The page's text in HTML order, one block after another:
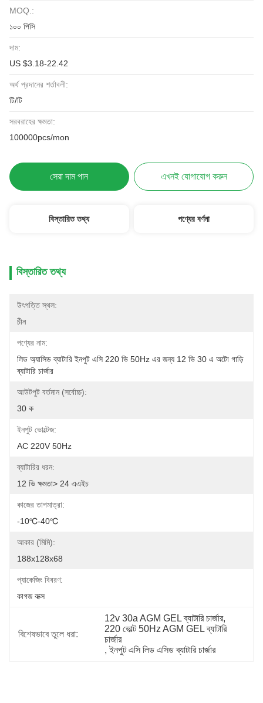
MOQ.:
১০০ পিসি
দাম:
US $3.18-22.42
অর্থ প্রদানের শর্তাবলী:
টি/টি
সরবরাহের ক্ষমতা:
100000pcs/mon
সেরা দাম পান এখনই যোগাযোগ করুন
বিস্তারিত তথ্য পণ্যের বর্ণনা
বিস্তারিত তথ্য
উৎপত্তি স্থল:
চীন
পণ্যের নাম:
লিড অ্যাসিড ব্যাটারি ইনপুট এসি 220 ভি 50Hz এর জন্য 12 ভি 30 এ অটো গাড়ি
ব্যাটারি চার্জার
আউটপুট বর্তমান (সর্বোচ্চ):
30 ক
ইনপুট ভোল্টেজ:
AC 220V 50Hz
ব্যাটারির ধরন:
12 ভি ক্ষমতা> 24 এএইচ
কাজের তাপমাত্রা:
-10℃-40℃
আকার (মিমি):
188x128x68
প্যাকেজিং বিবরণ:
কাগজ বাক্স
বিশেষভাবে তুলে ধরা:
12v 30a AGM GEL ব্যাটারি চার্জার,
220 ভোল্ট 50Hz AGM GEL ব্যাটারি
চার্জার
, ইনপুট এসি লিড এসিড ব্যাটারি চার্জার